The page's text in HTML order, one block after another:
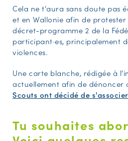
Cela ne t'aura sans doute pas
et en Wallonie afin de
décret-programme 2 de la
participant·es, principalement
violences.
Une carte blanche, rédigée à
actuellement afin de dénoncer
Scouts ont décidé de
Tu souhaites